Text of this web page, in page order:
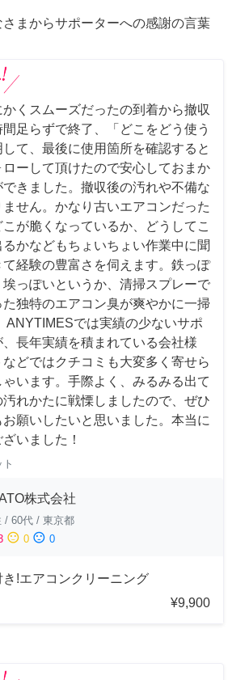
まからサポーターへの感謝の言葉
くスムーズだったの到着から撤収
間足らずで終了、「どこをどう使う
て、最後に使用箇所を確認すると
ローして頂けたので安心しておまか
きました。撤収後の汚れや不備な
ません。かなり古いエアコンだった
が脆くなっているか、どうしてこ
るかなどもちょいちょい作業中に聞
て経験の豊富さを伺えます。鉄っぽ
っぽいというか、清掃スプレーで
独特のエアコン臭が爽やかに一掃
ANYTIMESでは実績の少ないサポ
長年実績を積まれている会社様
どではクチコミも大変多く寄せら
います。手際よく、みるみる出て
汚れかたに戦慄しましたので、ぜひ
願いしたいと思いました。本当に
いました！
株式会社
/ 60代 / 東京都
sentiment_neutral 0 sentiment_dissatisfied 0
!エアコンクリーニング
¥9,900